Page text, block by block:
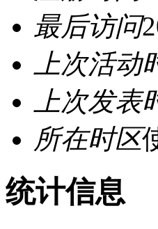
最后访问
上次活动
上次发表
所在时区
统计信息